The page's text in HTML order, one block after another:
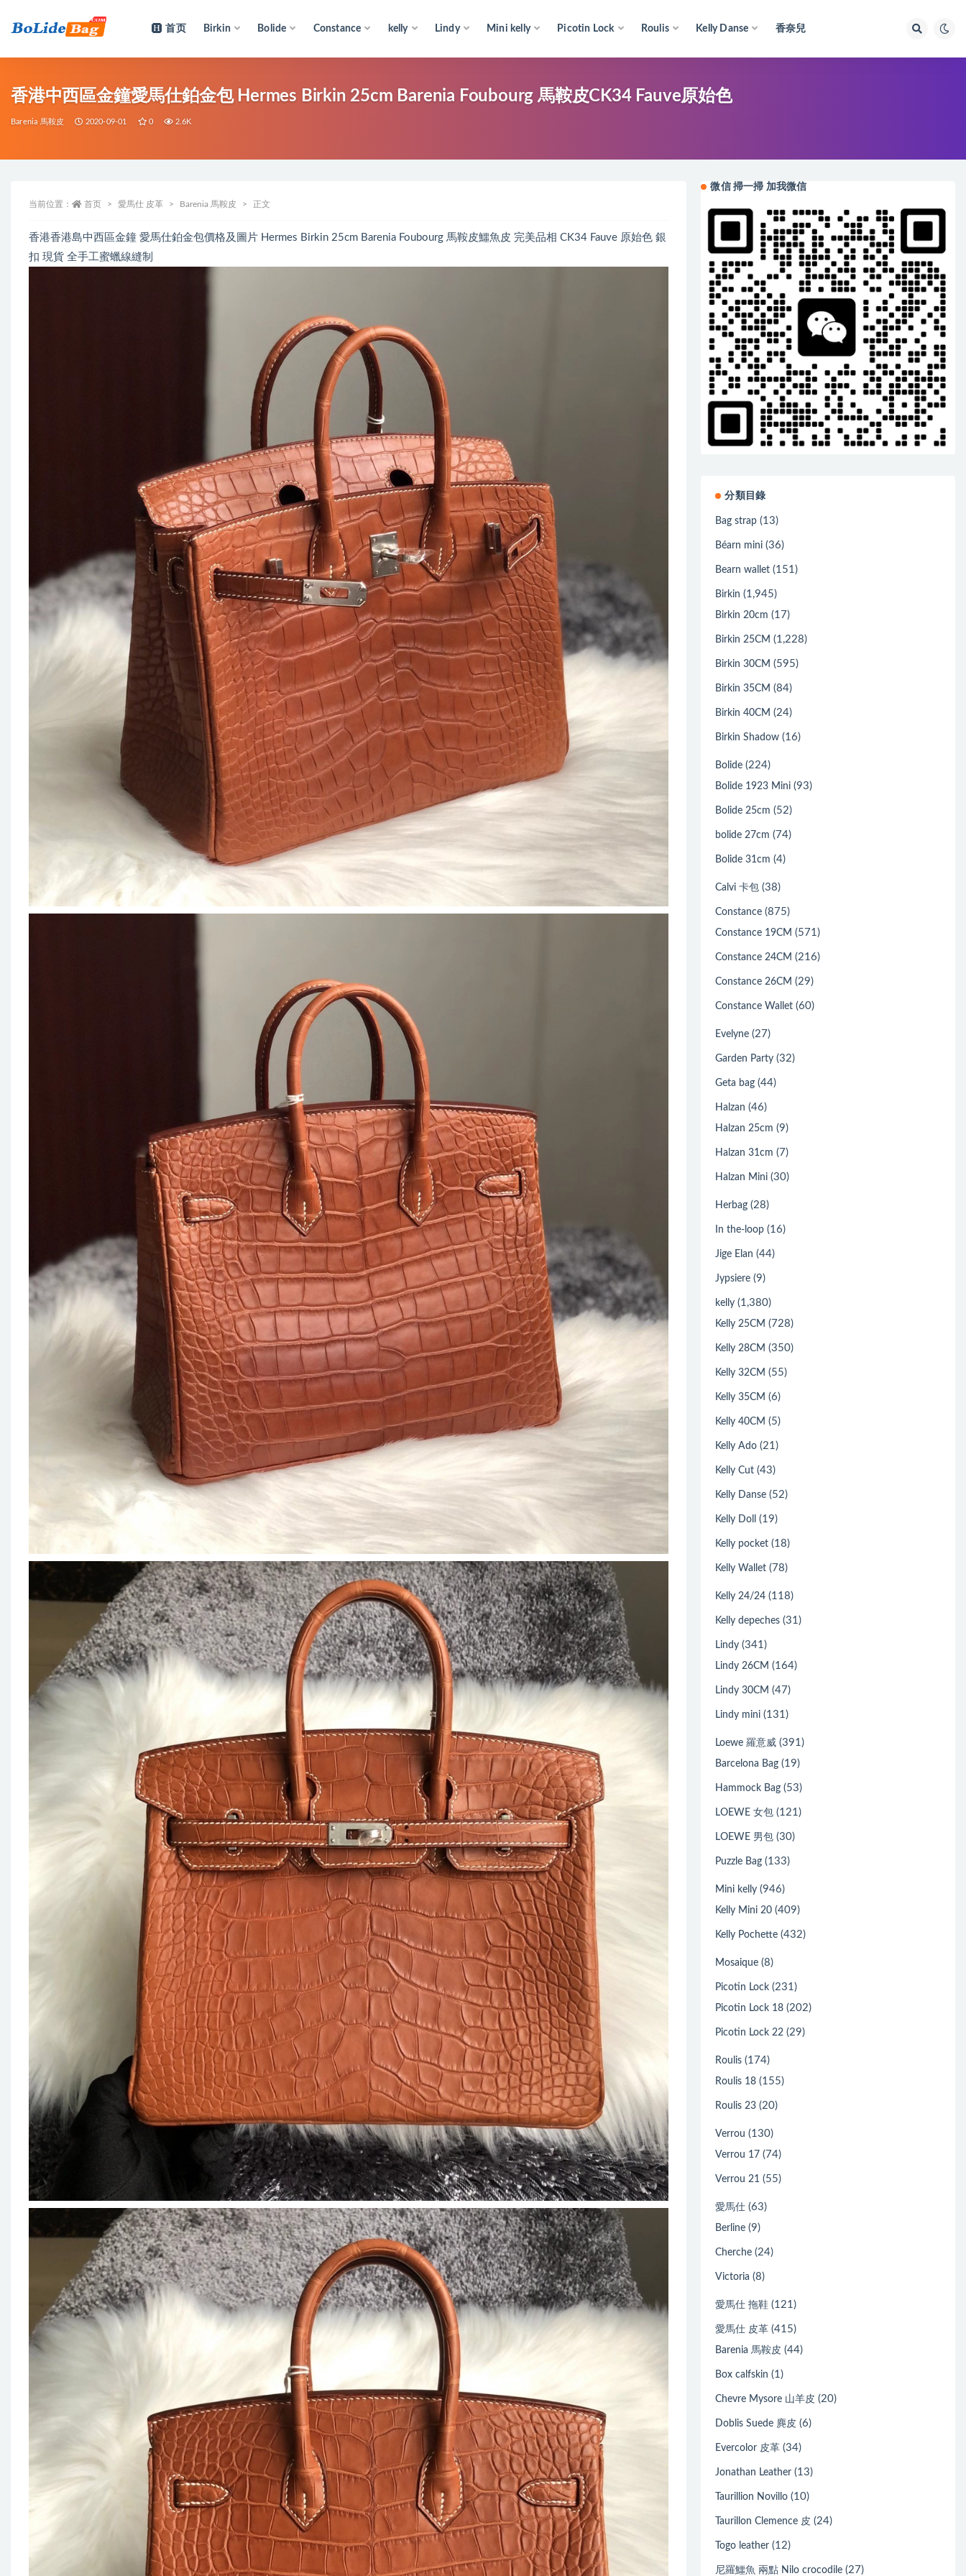
首页 Birkin Bolide Constance kelly Lindy Mini kelly Picotin Lock Roulis Kelly Danse 香奈兒
香港中西區金鐘愛馬仕鉑金包 Hermes Birkin 25cm Barenia Foubourg 馬鞍皮CK34 Fauve原始色
Barenia 馬鞍皮 2020-09-01 0 2.6K
当前位置： 首页 愛馬仕 皮革 Barenia 馬鞍皮 正文
香港香港島中西區金鐘 愛馬仕鉑金包價格及圖片 Hermes Birkin 25cm Barenia Foubourg 馬鞍皮鱷魚皮 完美品相 CK34 Fauve 原始色 銀
扣 現貨 全手工蜜蠟線縫制
微信 掃一掃 加我微信
分類目錄
Bag strap (13)
Béarn mini (36)
Bearn wallet (151)
Birkin (1,945)
Birkin 20cm (17)
Birkin 25CM (1,228)
Birkin 30CM (595)
Birkin 35CM (84)
Birkin 40CM (24)
Birkin Shadow (16)
Bolide (224)
Bolide 1923 Mini (93)
Bolide 25cm (52)
bolide 27cm (74)
Bolide 31cm (4)
Calvi 卡包 (38)
Constance (875)
Constance 19CM (571)
Constance 24CM (216)
Constance 26CM (29)
Constance Wallet (60)
Evelyne (27)
Garden Party (32)
Geta bag (44)
Halzan (46)
Halzan 25cm (9)
Halzan 31cm (7)
Halzan Mini (30)
Herbag (28)
In the-loop (16)
Jige Elan (44)
Jypsiere (9)
kelly (1,380)
Kelly 25CM (728)
Kelly 28CM (350)
Kelly 32CM (55)
Kelly 35CM (6)
Kelly 40CM (5)
Kelly Ado (21)
Kelly Cut (43)
Kelly Danse (52)
Kelly Doll (19)
Kelly pocket (18)
Kelly Wallet (78)
Kelly 24/24 (118)
Kelly depeches (31)
Lindy (341)
Lindy 26CM (164)
Lindy 30CM (47)
Lindy mini (131)
Loewe 羅意威 (391)
Barcelona Bag (19)
Hammock Bag (53)
LOEWE 女包 (121)
LOEWE 男包 (30)
Puzzle Bag (133)
Mini kelly (946)
Kelly Mini 20 (409)
Kelly Pochette (432)
Mosaique (8)
Picotin Lock (231)
Picotin Lock 18 (202)
Picotin Lock 22 (29)
Roulis (174)
Roulis 18 (155)
Roulis 23 (20)
Verrou (130)
Verrou 17 (74)
Verrou 21 (55)
愛馬仕 (63)
Berline (9)
Cherche (24)
Victoria (8)
愛馬仕 拖鞋 (121)
愛馬仕 皮革 (415)
Barenia 馬鞍皮 (44)
Box calfskin (1)
Chevre Mysore 山羊皮 (20)
Doblis Suede 麂皮 (6)
Evercolor 皮革 (34)
Jonathan Leather (13)
Taurillion Novillo (10)
Taurillon Clemence 皮 (24)
Togo leather (12)
尼羅鱷魚 兩點 Nilo crocodile (27)